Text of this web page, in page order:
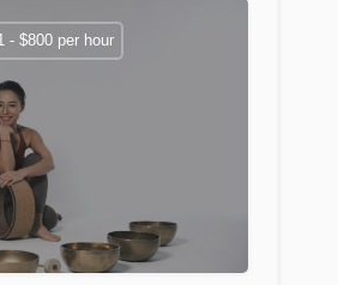
- $800 per hour